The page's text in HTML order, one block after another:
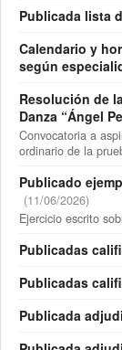
Publicada lista
Calendario y
según
Resolución de
Danza “Ángel
Convocatoria a
ordinario de la
Publicado
(11/06/2026)
Ejercicio escrito
Publicadas
Publicadas
Publicada